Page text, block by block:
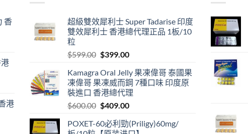
香
港
超級雙效犀利士 Super Tadarise 印度
雙效犀利士 香港總代理正品 1板/10
粒
$599.00 Original
was:
$599.00.
$399.00Current
is:
$399.00.
Kamagra Oral Jelly 果凍偉哥 泰國果
凍偉哥 果凍威而鋼 7種口味 印度原
裝進口 香港總代理
$600.00 Original
was:
$409.00Current
is:
POXET-60必利勁(Priligy)60mg/